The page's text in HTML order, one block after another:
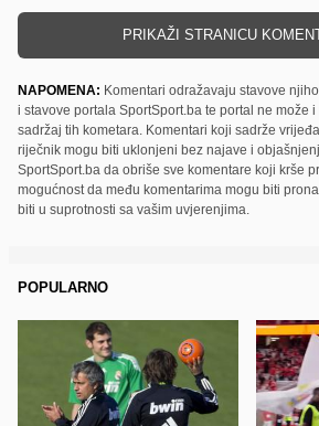
PRIKAŽI STRANICU
NAPOMENA: Komentari odražavaju stavove
i stavove portala SportSport.ba te portal ne može
sadržaj tih kometara. Komentari koji sadrže
riječnik mogu biti uklonjeni bez najave i
SportSport.ba da obriše sve komentare koji krše
mogućnost da među komentarima mogu biti
biti u suprotnosti sa vašim uvjerenjima.
POPULARNO